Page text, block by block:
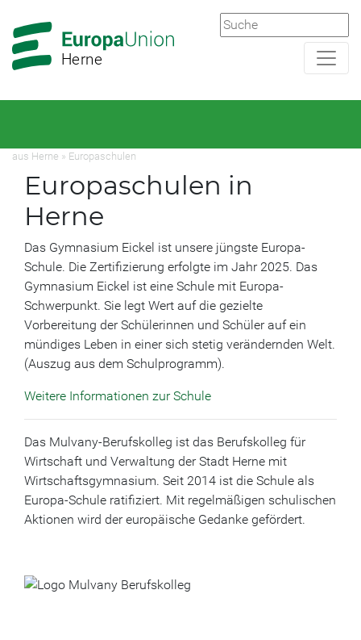
Hauptnavigation
Hauptbereich
Herne
aus Herne » Europaschulen
Europaschulen in
Herne
Das Gymnasium Eickel ist unsere jüngste Europa-
Schule. Die Zertifizierung erfolgte im Jahr 2025. Das
Gymnasium Eickel ist eine Schule mit Europa-
Schwerpunkt. Sie legt Wert auf die gezielte
Vorbereitung der Schülerinnen und Schüler auf ein
mündiges Leben in einer sich stetig verändernden Welt.
(Auszug aus dem Schulprogramm).
Weitere Informationen zur Schule
Das Mulvany-Berufskolleg ist das Berufskolleg für
Wirtschaft und Verwaltung der Stadt Herne mit
Wirtschaftsgymnasium. Seit 2014 ist die Schule als
Europa-Schule ratifiziert. Mit regelmäßigen schulischen
Aktionen wird der europäische Gedanke gefördert.